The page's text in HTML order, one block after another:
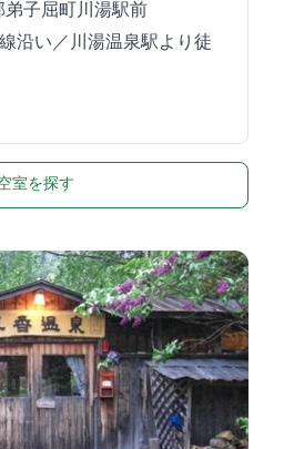
子屈町川湯駅前3-2-10
線沿い／JR川湯温泉駅より徒
室を探す